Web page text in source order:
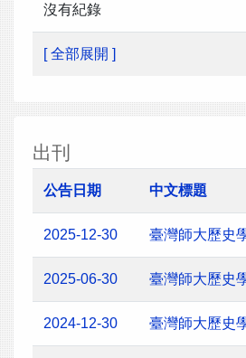
沒有紀錄
[ 全部展開 ]
出刊
公告日期 中文標題
2025-12-30 臺灣師大歷史
2025-06-30 臺灣師大歷史
2024-12-30 臺灣師大歷史